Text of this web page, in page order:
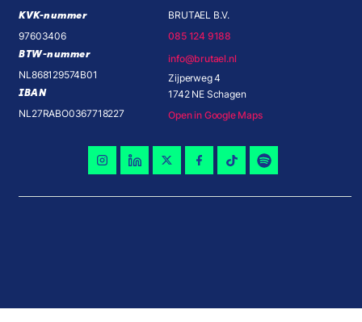
KVK-nummer
97603406
BTW-nummer
NL868129574B01
IBAN
NL27RABO0367718227
BRUTAEL B.V.
085 124 9188
info@brutael.nl
Zijperweg 4
1742 NE Schagen
Open in Google Maps